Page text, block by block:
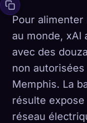
Pour
au monde, xAI
avec des
non
Memphis. La
résulte
réseau